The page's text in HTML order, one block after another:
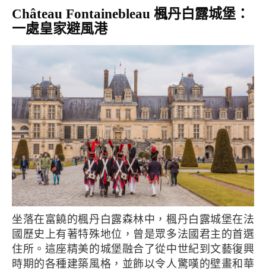
Château Fontainebleau 楓丹白露城堡：
一處皇家避風港
坐落在富饒的楓丹白露森林中，楓丹白露城堡在法
國歷史上有著特殊地位，曾是眾多法國君主的首選
住所。這座精美的城堡融合了從中世紀到文藝復興
時期的各種建築風格，並飾以令人驚嘆的壁畫和華